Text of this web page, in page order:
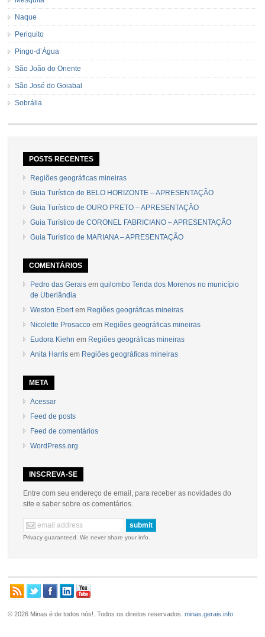
Naque
Periquito
Pingo-d’Água
São João do Oriente
São José do Goiabal
Sobrália
POSTS RECENTES
Regiões geográficas mineiras
Guia Turístico de BELO HORIZONTE – APRESENTAÇÃO
Guia Turístico de OURO PRETO – APRESENTAÇÃO
Guia Turístico de CORONEL FABRICIANO – APRESENTAÇÃO
Guia Turístico de MARIANA – APRESENTAÇÃO
COMENTÁRIOS
Pedro das Gerais emquilombo Tenda dos Morenos no município
de Uberlândia
Weston Ebert em Regiões geográficas mineiras
Nicolette Prosacco em Regiões geográficas mineiras
Eudora Kiehn em Regiões geográficas mineiras
Anita Harris em Regiões geográficas mineiras
META
Acessar
Feed de posts
Feed de comentários
WordPress.org
INSCREVA-SE
Entre com seu endereço de email, para receber as novidades do
site e saber sobre os comentários.
Privacy guaranteed. We never share your info.
© 2026 Minas é de todos nós!. Todos os direitos reservados.minas.gerais.info